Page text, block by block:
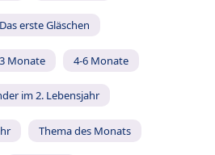
Das erste Gläschen
Monate 4-6 Monate
im 2. Lebensjahr
Thema des Monats